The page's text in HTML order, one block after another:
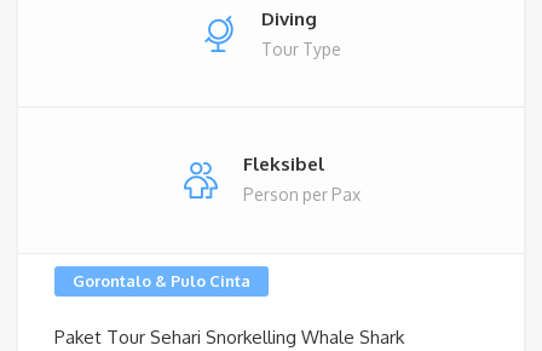
Diving
Tour Type
Fleksibel
Person per Pax
Gorontalo & Pulo Cinta
Paket Tour Sehari Snorkelling Whale Shark